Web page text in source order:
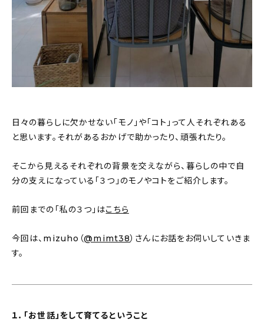
暮らし
daily mukuri / アイテム
新着記事
日用品
日々の暮らしに欠かせない「モノ」や「コト」って人それぞれある
と思います。それがあるおかげで助かったり、頑張れたり。
そこから見えるそれぞれの背景を交えながら、暮らしの中で自
分の支えになっている「３つ」のモノやコトをご紹介します。
前回までの「私の３つ」はこちら
今回は、mizuho（@mimt38）さんにお話をお伺いしていきま
す。
１．「お世話」をして育てるということ